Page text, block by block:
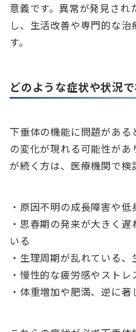
意義です。異常が発見され
し、生活改善や専門的な
す。
どのような症状や状況
下垂体の機能に問題がある
の変化が現れる可能性があ
が続く方は、医療機関で検
・原因不明の成長障害や低
・思春期の発来が大きく
いる
・生理周期が乱れている
・慢性的な疲労感やスト
・体重増加や肥満、逆に著